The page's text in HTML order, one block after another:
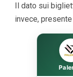
Il dato sui
invece,